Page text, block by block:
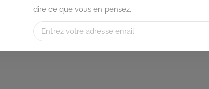
dire ce que vous en pensez.